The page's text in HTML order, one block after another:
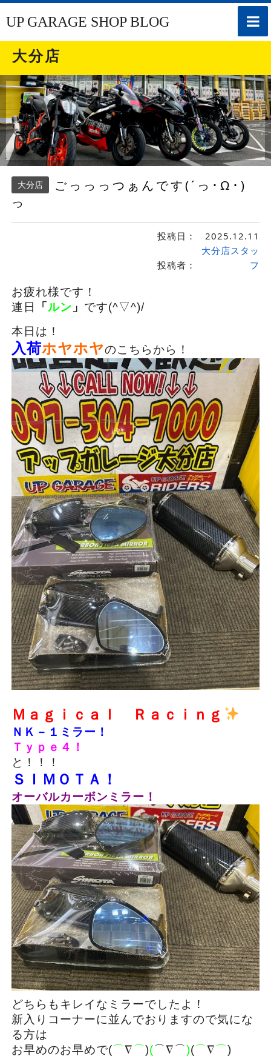
toggle
UP GARAGE SHOP BLOG
大分店
大分店
ごっっっつぁんです(´っ･Ω･)
っ
投稿日： 2025.12.11
投稿者：
大分店スタッ
フ
お疲れ様です！
連日
「 ルン 」 です(^▽^)/
本日は！
入荷ホヤホヤのこちらから！
Ｍａｇｉｃａｌ Ｒａｃｉｎｇ
ＮＫ－１ミラー！
Ｔｙｐｅ４！
と！！！
ＳＩＭＯＴＡ！
オーバルカーボンミラー！
どちらもキレイなミラーでしたよ！
新入りコーナーに並んでおりますので気にな
る方は
お早めのお早めで(⌒∇⌒)(⌒∇⌒)(⌒∇⌒)